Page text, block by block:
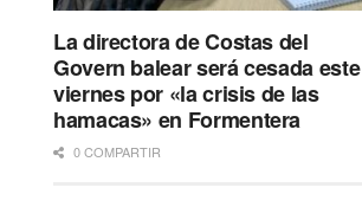
La directora de Costas del
Govern balear será cesada este
viernes por «la crisis de las
hamacas» en Formentera
0 COMPARTIR